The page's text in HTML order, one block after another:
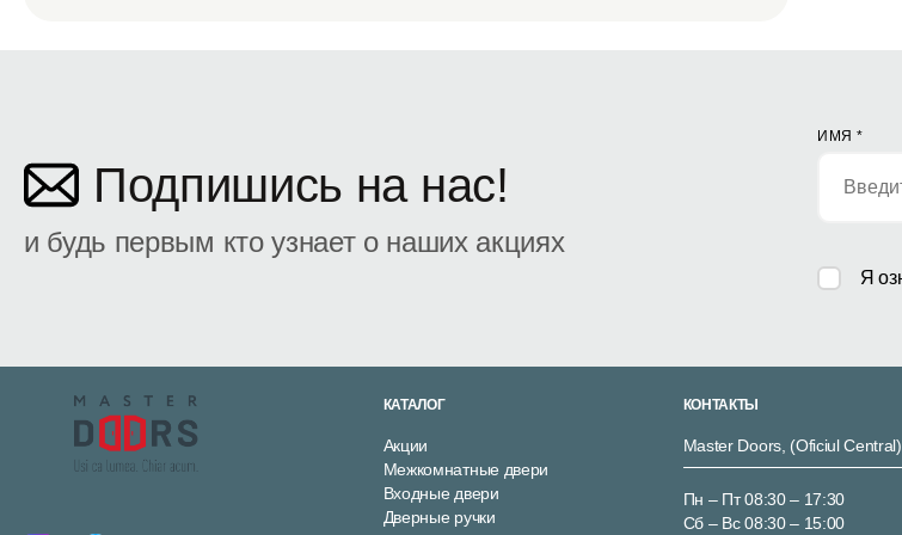
Подпишись на нас!
и будь первым кто узнает о наших акциях
ИМЯ *
Я
КАТАЛОГ
Акции
Межкомнатные двери
Входные двери
Дверные ручки
КОНТАКТЫ
Master Doors, (Oficiul
Пн – Пт 08:30 – 17:30
Сб – Вс 08:30 – 15:00